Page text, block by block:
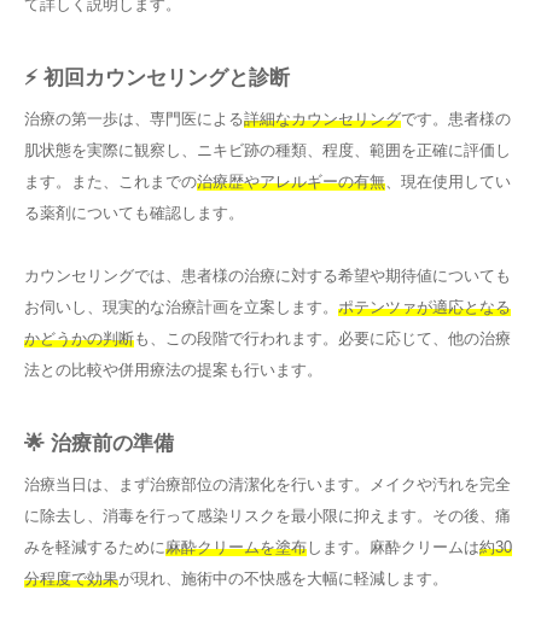
て詳しく説明します。
⚡ 初回カウンセリングと診断
治療の第一歩は、専門医による詳細なカウンセリングです。患者様の
肌状態を実際に観察し、ニキビ跡の種類、程度、範囲を正確に評価し
ます。また、これまでの治療歴やアレルギーの有無、現在使用してい
る薬剤についても確認します。
カウンセリングでは、患者様の治療に対する希望や期待値についても
お伺いし、現実的な治療計画を立案します。 ポテンツァが適応となる
かどうかの判断も、この段階で行われます。必要に応じて、他の治療
法との比較や併用療法の提案も行います。
🌟 治療前の準備
治療当日は、まず治療部位の清潔化を行います。メイクや汚れを完全
に除去し、消毒を行って感染リスクを最小限に抑えます。その後、痛
みを軽減するために麻酔クリームを塗布 します。麻酔クリームは約30
分程度で効果が現れ、施術中の不快感を大幅に軽減します。